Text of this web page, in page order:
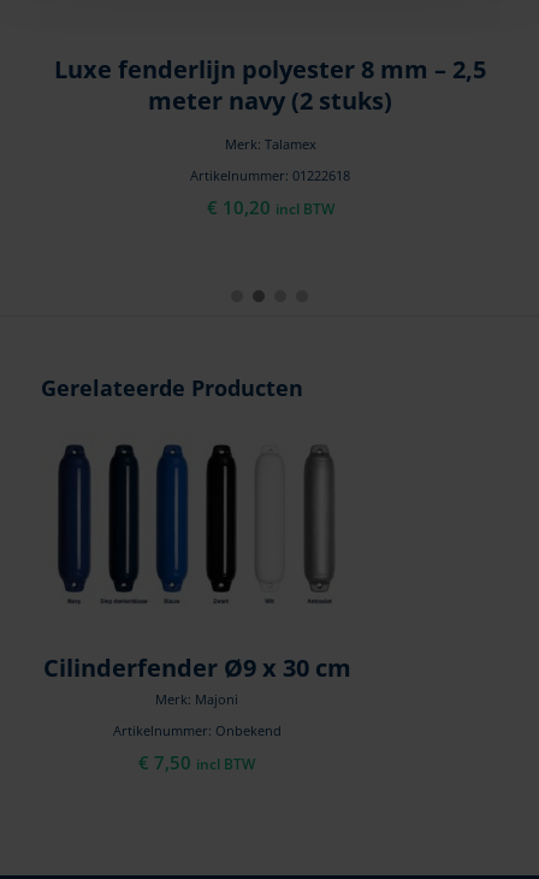
Luxe fenderlijn polyester 8 mm – 2,5
meter navy (2 stuks)
Merk: Talamex
Artikelnummer: 01222618
€ 10,20 incl BTW
Gerelateerde Producten
Cilinderfender Ø9 x 30 cm
Merk: Majoni
Artikelnummer: Onbekend
€ 7,50 incl BTW